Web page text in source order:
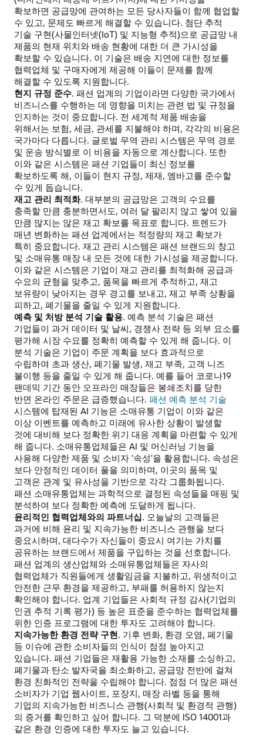
확보하면 공급망에 관여하는 모든 당사자들이 함께 협업할
수 있고, 문제도 빠르게 해결할 수 있습니다. 첨단 추적
기술 구현(사물인터넷(IoT) 및 지능형 추적)으로 공급망 내
제품의 현재 위치와 배송 현황에 대한 더 큰 가시성을
확보할 수 있습니다. 이 기술은 배송 지연에 대한 정보를
협력업체 및 구매자에게 제공해 이들이 문제를 함께
해결할 수 있도록 지원합니다.
현지 규정 준수. 패션 업계의 기업이라면 다양한 국가에서
비즈니스를 수행하는 데 영향을 미치는 관련 법 및 규정을
인지하는 것이 중요합니다. 전 세계적 제품 배송을
위해서는 보험, 세금, 관세를 지불해야 하며, 각각의 비용은
국가마다 다릅니다. 글로벌 무역 관리 시스템은 무역 경로
및 운송 방식별로 이 비용을 자동으로 계산합니다. 또한
이와 같은 시스템은 패션 기업들이 최신 정보를
확보하도록 해, 이들이 현지 규정, 제재, 엠바고를 준수할
수 있게 돕습니다.
재고 관리 최적화. 대부분의 공급망은 고객의 수요를
충족할 만큼 충분하면서도, 여러 달 팔리지 않고 쌓여 있을
만큼 많지는 않은 재고 확보를 목표로 합니다. 트렌드가
매년 변화하는 패션 업계에서는 적정량의 재고 확보가
특히 중요합니다. 재고 관리 시스템은 패션 브랜드의 창고
및 소매유통 매장 내 모든 것에 대한 가시성을 제공합니다.
이와 같은 시스템은 기업이 재고 관리를 최적화해 공급과
수요의 균형을 맞추고, 품목을 빠르게 추적하고, 재고
보유량이 낮아지는 경우 경고를 보내고, 재고 부족 상황을
피하고, 폐기물을 줄일 수 있게 지원합니다.
예측 및 처방 분석 기술 활용. 예측 분석 기술은 패션
기업들이 과거 데이터 및 날씨, 경쟁사 전략 등 외부 요소를
평가해 시장 수요를 정확히 예측할 수 있게 해 줍니다. 이
분석 기술은 기업이 주문 계획을 보다 효과적으로
수립하여 초과 생산, 폐기물 발생, 재고 부족, 고객 니즈
불이행 등을 줄일 수 있게 해 줍니다. 예를 들어 코로나19
팬데믹 기간 동안 오프라인 매장들은 봉쇄조치를 당한
반면 온라인 주문은 급증했습니다. 패션 예측 분석 기술
시스템에 탑재된 AI 기능은 소매유통 기업이 이와 같은
이상 이벤트를 예측하고 미래에 유사한 상황이 발생할
것에 대비해 보다 정확한 위기 대응 계획을 마련할 수 있게
해 줍니다. 소매유통업체들은 AI 및 머신러닝 기능을
사용해 다양한 제품 및 소비자 '속성'을 활용합니다. 속성은
보다 안정적인 데이터 풀을 의미하며, 이곳의 품목 및
고객은 관계 및 유사성을 기반으로 각각 그룹화됩니다.
패션 소매유통업체는 과학적으로 결정된 속성들을 매핑 및
분석하여 보다 정확한 예측에 도달하게 됩니다.
윤리적인 협력업체와의 파트너십. 오늘날의 고객들은
과거에 비해 윤리 및 지속가능한 비즈니스 관행을 보다
중요시하며, 대다수가 자신들이 중요시 여기는 가치를
공유하는 브랜드에서 제품을 구입하는 것을 선호합니다.
패션 업계의 생산업체와 소매유통업체들은 자사의
협력업체가 직원들에게 생활임금을 지불하고, 위생적이고
안전한 근무 환경을 제공하고, 부패를 허용하지 않는지
확인해야 합니다. 업계 기업들은 사회적 규정 감사(기업의
인권 추적 기록 평가) 등 높은 표준을 준수하는 협력업체를
위한 인증 프로그램에 대한 투자도 고려해야 합니다.
지속가능한 환경 전략 구현. 기후 변화, 환경 오염, 폐기물
등 이슈에 관한 소비자들의 인식이 점점 높아지고
있습니다. 패션 기업들은 재활용 가능한 소재를 소싱하고,
폐기물과 탄소 발자국을 최소화하고, 공급망 전반에 걸쳐
환경 친화적인 전략을 수립해야 합니다. 점점 더 많은 패션
소비자가 기업 웹사이트, 포장지, 매장 라벨 등을 통해
기업의 지속가능한 비즈니스 관행(사회적 및 환경적 관행)
의 증거를 확인하고 싶어 합니다. 그 덕분에 ISO 14001과
같은 환경 인증에 대한 투자도 늘고 있습니다.